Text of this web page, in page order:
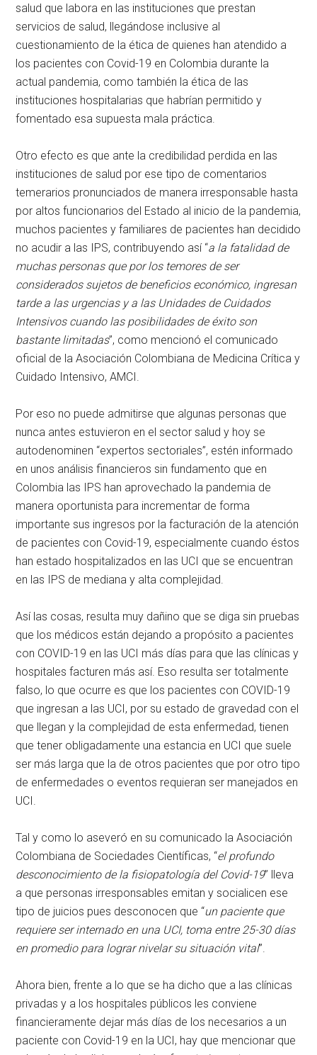
salud que labora en las instituciones que prestan
servicios de salud, llegándose inclusive al
cuestionamiento de la ética de quienes han atendido a
los pacientes con Covid-19 en Colombia durante la
actual pandemia, como también la ética de las
instituciones hospitalarias que habrían permitido y
fomentado esa supuesta mala práctica.
Otro efecto es que ante la credibilidad perdida en las
instituciones de salud por ese tipo de comentarios
temerarios pronunciados de manera irresponsable hasta
por altos funcionarios del Estado al inicio de la pandemia,
muchos pacientes y familiares de pacientes han decidido
no acudir a las IPS, contribuyendo así “a la fatalidad de
muchas personas que por los temores de ser
considerados sujetos de beneficios económico, ingresan
tarde a las urgencias y a las Unidades de Cuidados
Intensivos cuando las posibilidades de éxito son
bastante limitadas”, como mencionó el comunicado
oficial de la Asociación Colombiana de Medicina Crítica y
Cuidado Intensivo, AMCI.
Por eso no puede admitirse que algunas personas que
nunca antes estuvieron en el sector salud y hoy se
autodenominen “expertos sectoriales”, estén informado
en unos análisis financieros sin fundamento que en
Colombia las IPS han aprovechado la pandemia de
manera oportunista para incrementar de forma
importante sus ingresos por la facturación de la atención
de pacientes con Covid-19, especialmente cuando éstos
han estado hospitalizados en las UCI que se encuentran
en las IPS de mediana y alta complejidad.
Así las cosas, resulta muy dañino que se diga sin pruebas
que los médicos están dejando a propósito a pacientes
con COVID-19 en las UCI más días para que las clínicas y
hospitales facturen más así. Eso resulta ser totalmente
falso, lo que ocurre es que los pacientes con COVID-19
que ingresan a las UCI, por su estado de gravedad con el
que llegan y la complejidad de esta enfermedad, tienen
que tener obligadamente una estancia en UCI que suele
ser más larga que la de otros pacientes que por otro tipo
de enfermedades o eventos requieran ser manejados en
UCI.
Tal y como lo aseveró en su comunicado la Asociación
Colombiana de Sociedades Científicas, “el profundo
desconocimiento de la fisiopatología del Covid-19” lleva
a que personas irresponsables emitan y socialicen ese
tipo de juicios pues desconocen que “un paciente que
requiere ser internado en una UCI, toma entre 25-30 días
en promedio para lograr nivelar su situación vital”.
Ahora bien, frente a lo que se ha dicho que a las clínicas
privadas y a los hospitales públicos les conviene
financieramente dejar más días de los necesarios a un
paciente con Covid-19 en la UCI, hay que mencionar que